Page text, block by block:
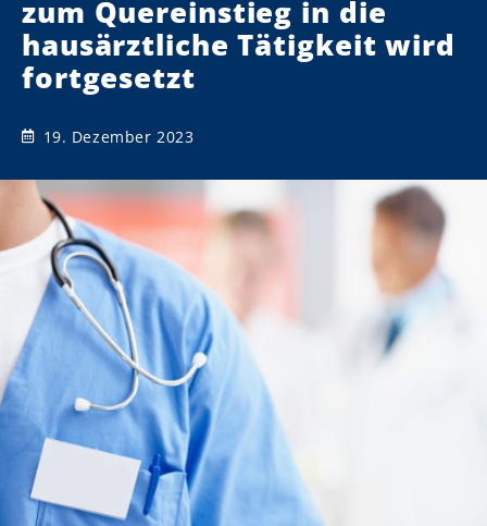
zum Quereinstieg in die
hausärztliche Tätigkeit wird
fortgesetzt
19. Dezember 2023